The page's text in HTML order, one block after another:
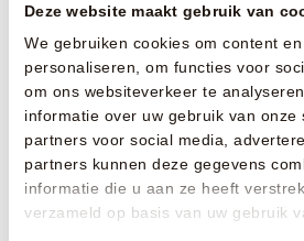
Deze website maakt gebruik van
We gebruiken cookies om content
personaliseren, om functies voor
om ons websiteverkeer te
informatie over uw gebruik van onze
partners voor social media,
partners kunnen deze gegevens
informatie die u aan ze heeft
verzameld op basis van uw gebruik
_gcl_au Google
Wordt
de
website
door